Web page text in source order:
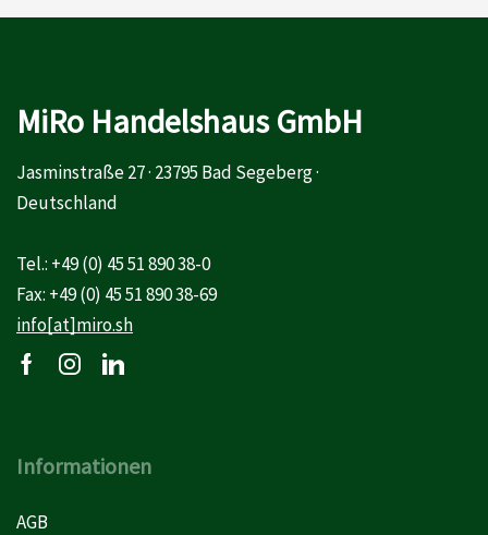
MiRo Handelshaus GmbH
Jasminstraße 27 · 23795 Bad Segeberg ·
Deutschland
Tel.: +49 (0) 45 51 890 38-0
Fax: +49 (0) 45 51 890 38-69
info[at]miro.sh
Informationen
AGB